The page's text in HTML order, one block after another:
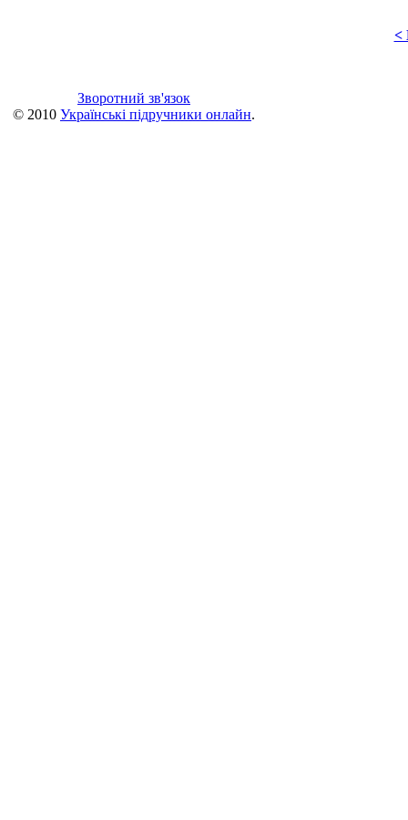
<
Зворотний зв'язок
© 2010 Українські підручники онлайн.